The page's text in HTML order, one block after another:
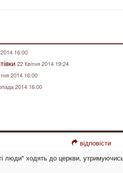
2014 16:00
22 Квітня 2014 19:24
2014 16:00
2014 16:00
відповісти
люди" ходять до церкви,